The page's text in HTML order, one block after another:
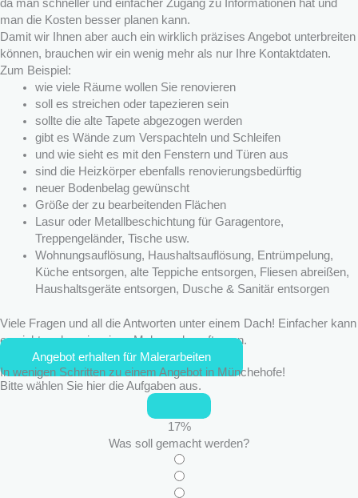
da man schneller und einfacher Zugang zu Informationen hat und
man die Kosten besser planen kann.
Damit wir Ihnen aber auch ein wirklich präzises Angebot unterbreiten
können, brauchen wir ein wenig mehr als nur Ihre Kontaktdaten.
Zum Beispiel:
wie viele Räume wollen Sie renovieren
soll es streichen oder tapezieren sein
sollte die alte Tapete abgezogen werden
gibt es Wände zum Verspachteln und Schleifen
und wie sieht es mit den Fenstern und Türen aus
sind die Heizkörper ebenfalls renovierungsbedürftig
neuer Bodenbelag gewünscht
Größe der zu bearbeitenden Flächen
Lasur oder Metallbeschichtung für Garagentore,
Treppengeländer, Tische usw.
Wohnungsauflösung, Haushaltsauflösung, Entrümpelung,
Küche entsorgen, alte Teppiche entsorgen, Fliesen abreißen,
Haushaltsgeräte entsorgen, Dusche & Sanitär entsorgen
Viele Fragen und all die Antworten unter einem Dach! Einfacher kann
es nicht mehr sein, einen Maler zu beauftragen.
Angebot erhalten für Malerarbeiten
In wenigen Schritten zu einem Angebot in Münchehofe!
Bitte wählen Sie hier die Aufgaben aus.
17%
Was soll gemacht werden?